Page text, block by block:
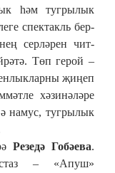
һәм тугрылык
спектакль бер-
серләрен чит-
Төп герой –
җиңеп
хәзинәләре
намус, тугрылык
Резедә Гобәева.
– «Апуш»